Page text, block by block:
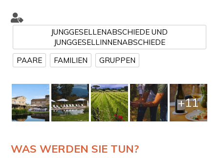
JUNGGESELLENABSCHIEDE UND
JUNGGESELLINNENABSCHIEDE
PAARE
FAMILIEN GRUPPEN
+11
WAS WERDEN SIE TUN?